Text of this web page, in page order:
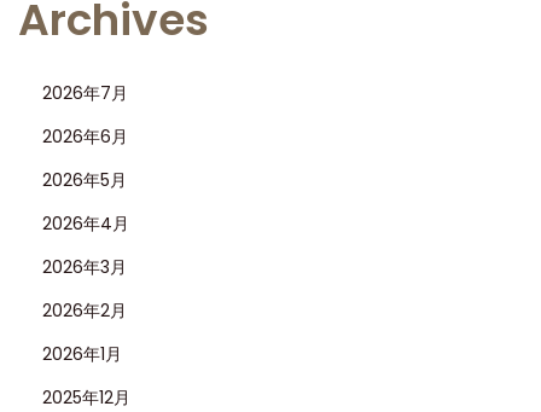
Archives
2026年7月
2026年6月
2026年5月
2026年4月
2026年3月
2026年2月
2026年1月
2025年12月